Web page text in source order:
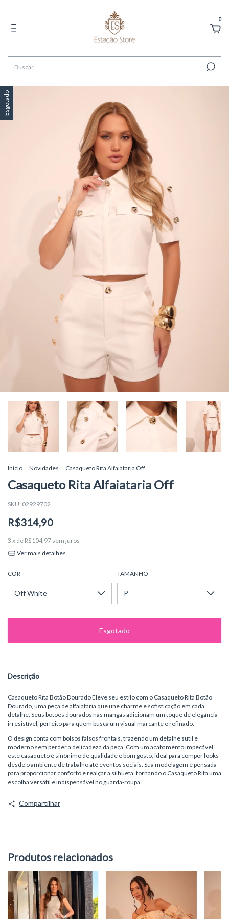
0
Esgotado
Início . Novidades . Casaqueto Rita Alfaiataria Off
Casaqueto Rita Alfaiataria Off
SKU: 02929702
R$314,90
3 x de R$104,97 sem juros
Ver mais detalhes
COR TAMANHO
Descrição
Casaqueto Rita Botão Dourado Eleve seu estilo com o Casaqueto Rita Botão
Dourado, uma peça de alfaiataria que une charme e sofisticação em cada
detalhe. Seus botões dourados nas mangas adicionam um toque de elegância
irresistível, perfeito para quem busca um visual marcante e refinado.
O design conta com bolsos falsos frontais, trazendo um detalhe sutil e
moderno sem perder a delicadeza da peça. Com um acabamento impecável,
este casaqueto é sinônimo de qualidade e bom gosto, ideal para compor looks
desde o ambiente de trabalho até eventos sociais. Sua modelagem é pensada
para proporcionar conforto e realçar a silhueta, tornando o Casaqueto Rita uma
escolha versátil e indispensável no guarda-roupa.
Compartilhar
Produtos relacionados